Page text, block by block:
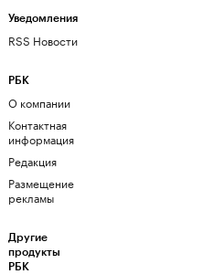
Уведомления
RSS Новости
РБК
О компании
Контактная
информация
Редакция
Размещение
рекламы
Другие
продукты
РБК